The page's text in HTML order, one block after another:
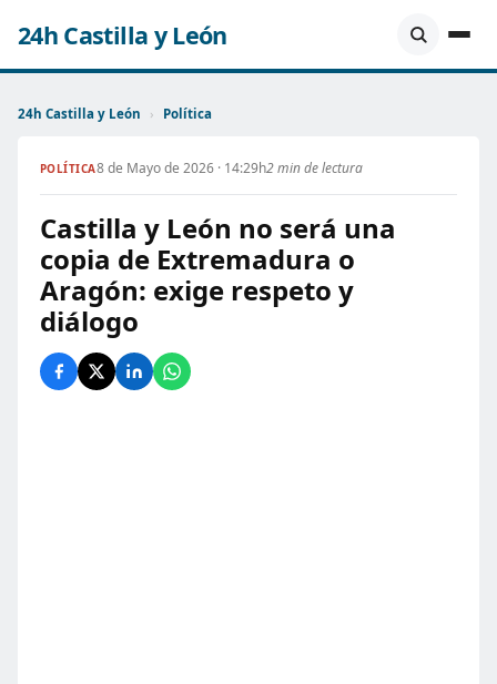
24h Castilla y León
24h Castilla y León › Política
POLÍTICA8 de Mayo de 2026 · 14:29h2 min de lectura
Castilla y León no será una
copia de Extremadura o
Aragón: exige respeto y
diálogo